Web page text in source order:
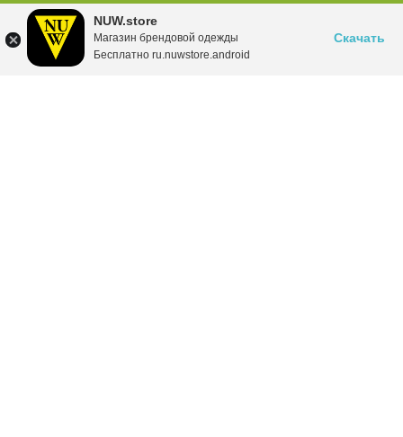
NUW.store
Магазин брендовой одежды
Бесплатно ru.nuwstore.android
Скачать